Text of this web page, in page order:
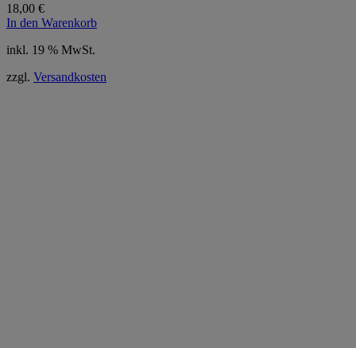
18,00 €
In den Warenkorb
inkl. 19 % MwSt.
zzgl. Versandkosten